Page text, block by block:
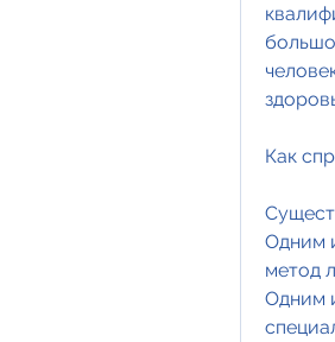
Как
Одним
метод
Одним